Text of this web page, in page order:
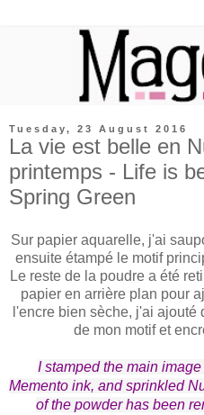
Tuesday, 23 August 2016
La vie est belle en
printemps - Life is
Spring Green
Sur papier aquarelle, j'ai
ensuite étampé le motif
Le reste de la poudre a été
papier en arrière plan pour
l'encre bien sèche, j'ai
de mon motif et
I stamped the main
Memento ink, and sprinkled
of the powder has been